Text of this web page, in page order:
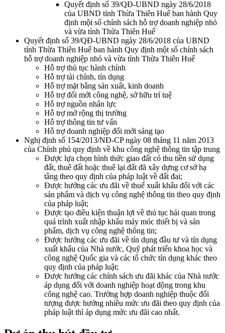
Quyết định số 39/QĐ-UBND ngày 28/6/2018
của UBND tỉnh Thừa Thiên Huế ban hành Quy
định một số chính sách hỗ trợ doanh nghiệp nhỏ
và vừa tỉnh Thừa Thiên Huế
Quyết định số 39/QĐ-UBND ngày 28/6/2018 của UBND
tỉnh Thừa Thiên Huế ban hành Quy định một số chính sách
hỗ trợ doanh nghiệp nhỏ và vừa tỉnh Thừa Thiên Huế
Hỗ trợ thủ tục hành chính
Hỗ trợ tài chính, tín dụng
Hỗ trợ mặt bằng sản xuất, kinh doanh
Hỗ trợ đổi mới công nghệ, sở hữu trí tuệ
Hỗ trợ nguồn nhân lực
Hỗ trợ mở rộng thị trường
Hỗ trợ thông tin tư vấn
Hỗ trợ doanh nghiệp đổi mới sáng tạo
Nghị định số 154/2013/NĐ-CP ngày 08 tháng 11 năm 2013
của Chính phủ quy định về khu công nghệ thông tin tập trung
Được lựa chọn hình thức giao đất có thu tiền sử dụng
đất, thuê đất hoặc thuê lại đất đã xây dựng cơ sở hạ
tầng theo quy định của pháp luật về đất đai;
Được hưởng các ưu đãi về thuế xuất khẩu đối với các
sản phẩm và dịch vụ công nghệ thông tin theo quy định
của pháp luật;
Được tạo điều kiện thuận lợi về thủ tục hải quan trong
quá trình xuất nhập khẩu máy móc thiết bị và sản
phẩm, dịch vụ công nghệ thông tin;
Được hưởng các ưu đãi về tín dụng đầu tư và tín dụng
xuất khẩu của Nhà nước, Quỹ phát triển khoa học và
công nghệ Quốc gia và các tổ chức tín dụng khác theo
quy định của pháp luật;
Được hưởng các chính sách ưu đãi khác của Nhà nước
áp dụng đối với doanh nghiệp hoạt động trong khu
công nghệ cao. Trường hợp doanh nghiệp thuộc đối
tượng được hưởng nhiều mức ưu đãi theo quy định của
pháp luật thì áp dụng mức ưu đãi cao nhất.